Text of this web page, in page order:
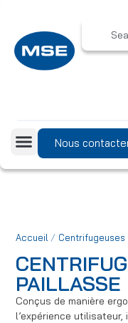
Nous
Accueil / Centrifugeuses
PAILLASSE
Conçus de manière
l’expérience